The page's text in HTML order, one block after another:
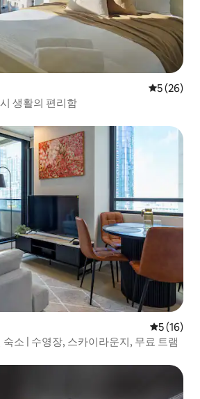
평점 5점(5
5 (26)
생활의 편리함
평점 5점
5 (16)
숙소 | 수영장, 스카이라운지, 무료 트램